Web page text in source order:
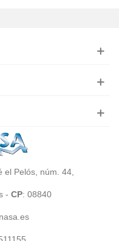
el Pelós, núm. 44,
- CP: 08840